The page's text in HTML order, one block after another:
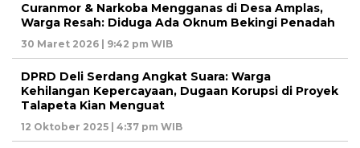
Curanmor & Narkoba Mengganas di Desa Amplas,
Warga Resah: Diduga Ada Oknum Bekingi Penadah
30 Maret 2026 | 9:42 pm WIB
DPRD Deli Serdang Angkat Suara: Warga
Kehilangan Kepercayaan, Dugaan Korupsi di Proyek
Talapeta Kian Menguat
12 Oktober 2025 | 4:37 pm WIB